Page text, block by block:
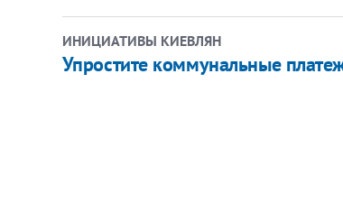
ИНИЦИАТИВЫ КИЕВЛЯН
​Упростите коммунальные